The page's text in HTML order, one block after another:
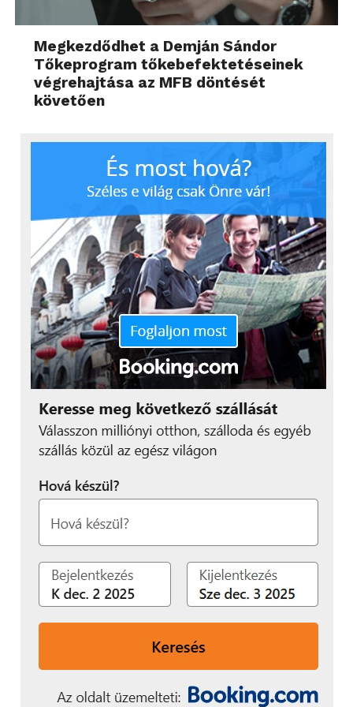
Amellett, hogy a korábban említett módon
állíthatom a menürendszert, még az óra fényerejét,
betűméretét, vagy épp jelkód védelmét is
megszabhatom. Lehetőség van az értesítések
konfigurálására is, azaz megadható, hogy egy adott
alkalmazás az iPhone-hoz hasonló módon jelezzen,
vagy az óra külön beállítást használjon. Frissíteni is
innen lehet, a Watch alkalmazás egy 1-es jelzéssel
tudatja, hogy valami fontos vár ránk a megnyitás
után. A teszt diőszak alatt ez tényleg be is
bizonyosodott, hiszen a 2.1-es frissítéssel egy nap
után megtanult magyarul a tesztkészülék, így kicsit
fontosnak is éreztem magam, hogy no lám, mindjárt
Megkezdődhet a Demján Sándor
Tőkeprogram tőkebefektetéseinek
végrehajtása az MFB döntését
követően